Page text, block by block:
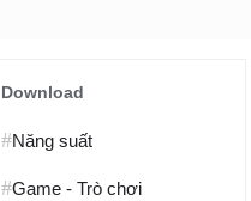
Download
#Năng suất
#Game - Trò chơi